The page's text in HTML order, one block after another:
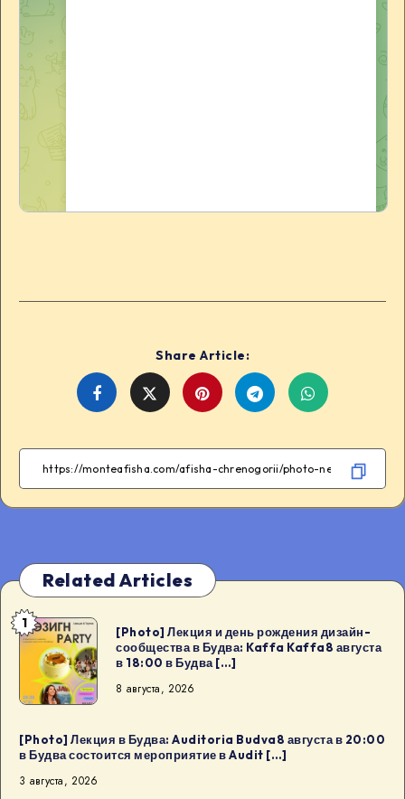
Share Article:
Share
Facebook
Share
Twitter
Share
Telegram
Share
WhatsApp
Related Articles
[Photo]
Лекция
день
дизайн-
сообщества
в
1
[Photo] Лекция и день рождения дизайн-
сообщества в Будва: Kaffa Kaffa8 августа
в 18:00 в Будва […]
8 августа, 2026
[Photo] Лекция в Будва: Auditoria Budva8 августа в 20:00
в Будва состоится мероприятие в Audit […]
3 августа, 2026